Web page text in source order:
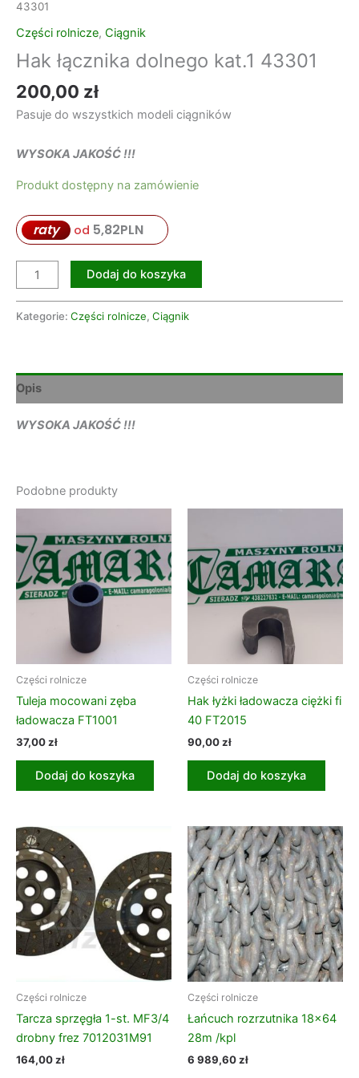
43301
Części rolnicze, Ciągnik
Hak łącznika dolnego kat.1 43301
200,00 zł
Pasuje do wszystkich modeli ciągników
WYSOKA JAKOŚĆ !!!
Produkt dostępny na zamówienie
raty od 5,82PLN
Dodaj do koszyka
Kategorie: Części rolnicze, Ciągnik
Opis
WYSOKA JAKOŚĆ !!!
Podobne produkty
Części rolnicze
Tuleja mocowani zęba
ładowacza FT1001
37,00zł
Dodaj do koszyka
Części rolnicze
Hak łyżki ładowacza ciężki fi
40 FT2015
90,00zł
Dodaj do koszyka
Części rolnicze
Tarcza sprzęgła 1-st. MF3/4
drobny frez 7012031M91
164,00zł
Części rolnicze
Łańcuch rozrzutnika 18×64
28m /kpl
6 989,60zł